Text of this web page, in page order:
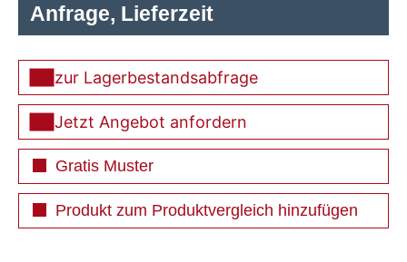
Anfrage, Lieferzeit
zur Lagerbestandsabfrage
Jetzt Angebot anfordern
Gratis Muster
Produkt zum Produktvergleich hinzufügen